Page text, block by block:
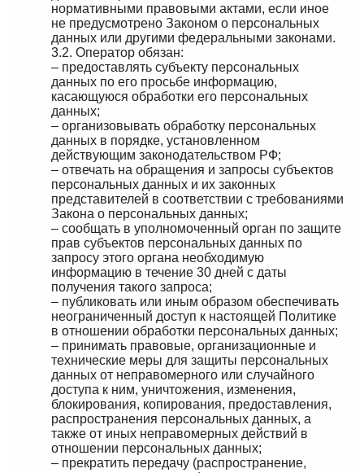
нормативными правовыми актами, если иное
не предусмотрено Законом о персональных
данных или другими федеральными законами.
3.2. Оператор обязан:
– предоставлять субъекту персональных
данных по его просьбе информацию,
касающуюся обработки его персональных
данных;
– организовывать обработку персональных
данных в порядке, установленном
действующим законодательством РФ;
– отвечать на обращения и запросы субъектов
персональных данных и их законных
представителей в соответствии с требованиями
Закона о персональных данных;
– сообщать в уполномоченный орган по защите
прав субъектов персональных данных по
запросу этого органа необходимую
информацию в течение 30 дней с даты
получения такого запроса;
– публиковать или иным образом обеспечивать
неограниченный доступ к настоящей Политике
в отношении обработки персональных данных;
– принимать правовые, организационные и
технические меры для защиты персональных
данных от неправомерного или случайного
доступа к ним, уничтожения, изменения,
блокирования, копирования, предоставления,
распространения персональных данных, а
также от иных неправомерных действий в
отношении персональных данных;
– прекратить передачу (распространение,